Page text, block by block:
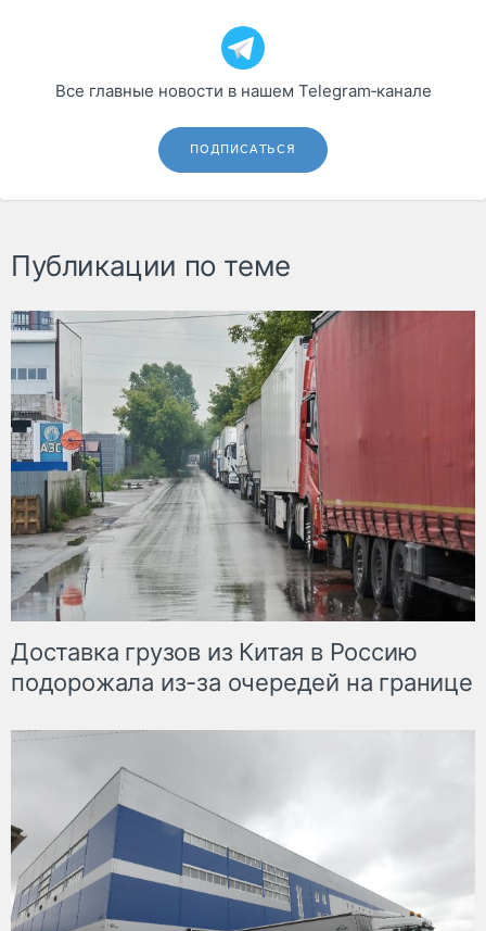
Все главные новости в нашем Telegram‑канале
ПОДПИСАТЬСЯ
Публикации по теме
Доставка грузов из Китая в Россию
подорожала из-за очередей на границе